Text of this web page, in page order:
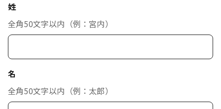
姓
全角50文字以内（例：宮内）
名
全角50文字以内（例：太郎）